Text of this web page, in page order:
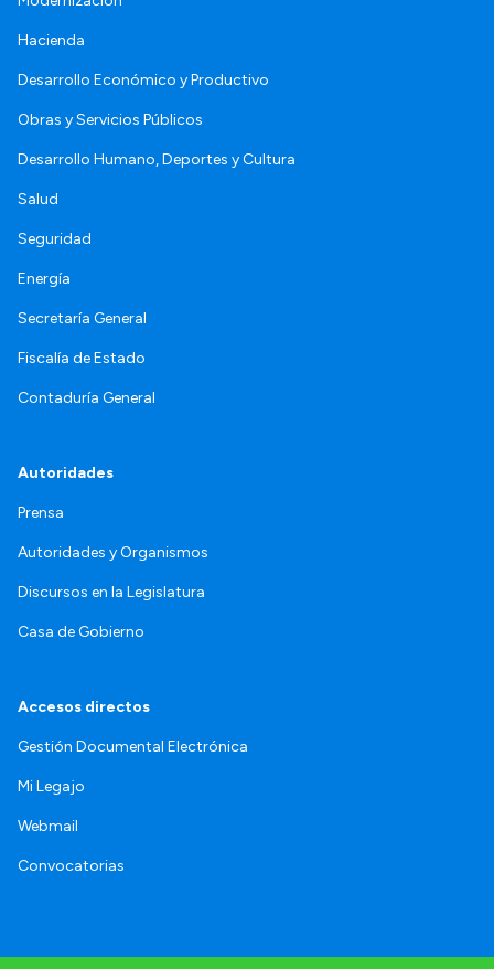
Hacienda
Desarrollo Económico y Productivo
Obras y Servicios Públicos
Desarrollo Humano, Deportes y Cultura
Salud
Seguridad
Energía
Secretaría General
Fiscalía de Estado
Contaduría General
Autoridades
Prensa
Autoridades y Organismos
Discursos en la Legislatura
Casa de Gobierno
Accesos directos
Gestión Documental Electrónica
Mi Legajo
Webmail
Convocatorias